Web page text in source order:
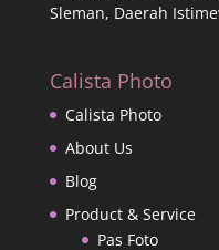
Sleman, Daerah
Calista Photo
Calista Photo
About Us
Blog
Product & Service
Pas Foto